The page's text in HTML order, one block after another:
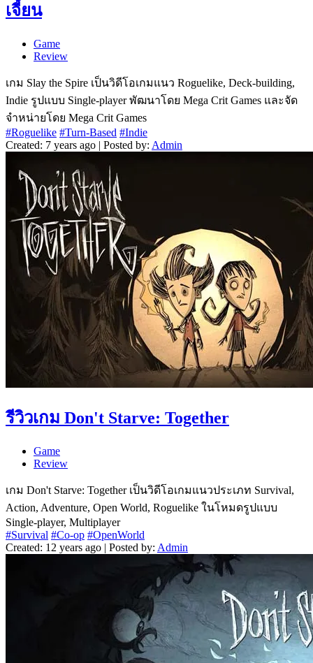
เจี้ยน
Game
Review
เกม Slay the Spire เป็นวิดีโอเกมแนว Roguelike, Deck-building,
Indie รูปแบบ Single-player พัฒนาโดย Mega Crit Games และจัด
จำหน่ายโดย Mega Crit Games
#Roguelike #Turn-Based #Indie
Created: 7 years ago | Posted by: Admin
รีวิวเกม Don't Starve: Together
Game
Review
เกม Don't Starve: Together เป็นวิดีโอเกมแนวประเภท Survival,
Action, Adventure, Open World, Roguelike ในโหมดรูปแบบ
Single-player, Multiplayer
#Survival #Co-op #OpenWorld
Created: 12 years ago | Posted by: Admin